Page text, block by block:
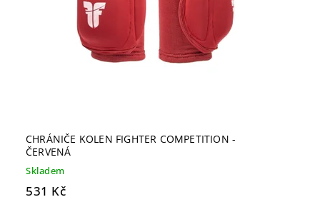
CHRÁNIČE KOLEN FIGHTER COMPETITION -
ČERVENÁ
Skladem
531 Kč